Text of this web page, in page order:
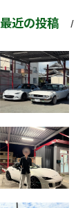
最近の投稿